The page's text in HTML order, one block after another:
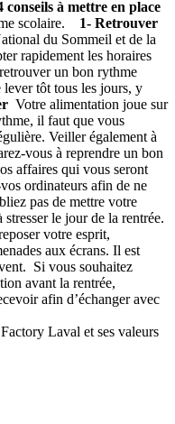
conseils à mettre en place
scolaire. 1- Retrouver
du Sommeil et de la
rapidement les horaires
un bon rythme
lever tôt tous les jours, y
Votre alimentation joue sur
il faut que vous
Veiller également à
vous à reprendre un bon
affaires qui vous seront
ordinateurs afin de ne
pas de mettre votre
le jour de la rentrée.
votre esprit,
aux écrans. Il est
Si vous souhaitez
avant la rentrée,
afin d’échanger avec
Laval et ses valeurs